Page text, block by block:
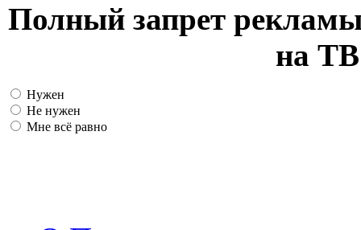
Полный запрет
на ТВ
Нужен
Не нужен
Мне всё равно